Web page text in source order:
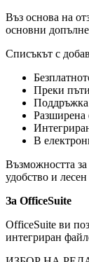
Въз основа на
основни
Списъкът с
Преки
Разширена
В
Възможността
удобство и
За OfficeSuite
OfficeSuite ви
интегриран